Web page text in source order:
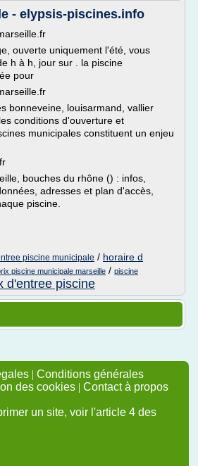
- elypsis-piscines.info
ouverte uniquement l'été, vous
h à h, jour sur . la piscine
pour
bonneveine, louisarmand, vallier
conditions d'ouverture et
municipales constituent un enjeu
bouches du rhône () : infos,
adresses et plan d'accès,
piscine.
piscine municipale / horaire d
piscine municipale marseille / piscine
d'entree piscine
| Conditions générales
des cookies | Contact à propos
un site, voir l'article 4 des